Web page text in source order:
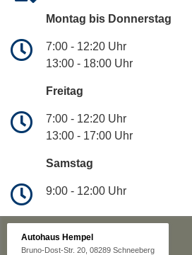
Montag bis Donnerstag
7:00 - 12:20 Uhr
13:00 - 18:00 Uhr
Freitag
7:00 - 12:20 Uhr
13:00 - 17:00 Uhr
Samstag
9:00 - 12:00 Uhr
Autohaus Hempel
Bruno-Dost-Str. 20, 08289 Schneeberg